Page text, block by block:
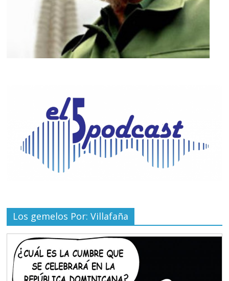
Los gemelos Por: Villafaña